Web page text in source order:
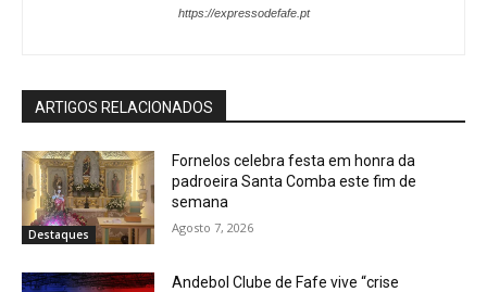
https://expressodefafe.pt
ARTIGOS RELACIONADOS
Destaques
Fornelos celebra festa em honra da
padroeira Santa Comba este fim de
semana
Agosto 7, 2026
Andebol Clube de Fafe vive “crise